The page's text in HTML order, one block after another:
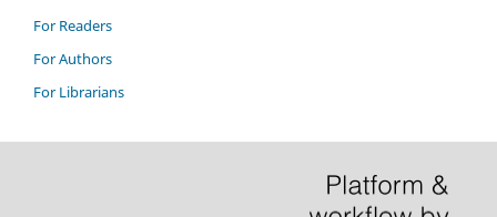
For Readers
For Authors
For Librarians